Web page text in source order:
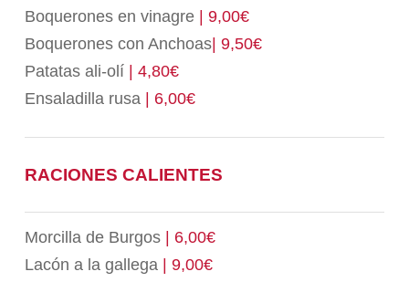
Boquerones en vinagre
| 9,00€
Boquerones con Anchoas | 9,50€
Patatas ali-olí | 4,80€
Ensaladilla rusa | 6,00€
RACIONES CALIENTES
Morcilla de Burgos | 6,00€
Lacón a la gallega | 9,00€